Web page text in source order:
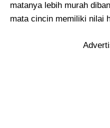
matanya lebih murah
mata cincin memiliki nilai